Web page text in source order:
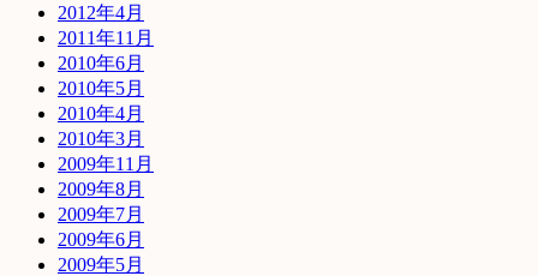
2012年4月
2011年11月
2010年6月
2010年5月
2010年4月
2010年3月
2009年11月
2009年8月
2009年7月
2009年6月
2009年5月